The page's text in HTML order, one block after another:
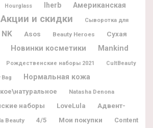
Hourglass Iherb
Американская
Акции и скидки Сыворотка для
Asos Beauty Heroes
Сухая
Новинки косметики Mankind
Рождественские наборы 2021 CultBeauty
Bag Нормальная кожа
Natasha Denona
наборы LoveLula
Адвент-
Beauty 4/5 Мои покупки
Content